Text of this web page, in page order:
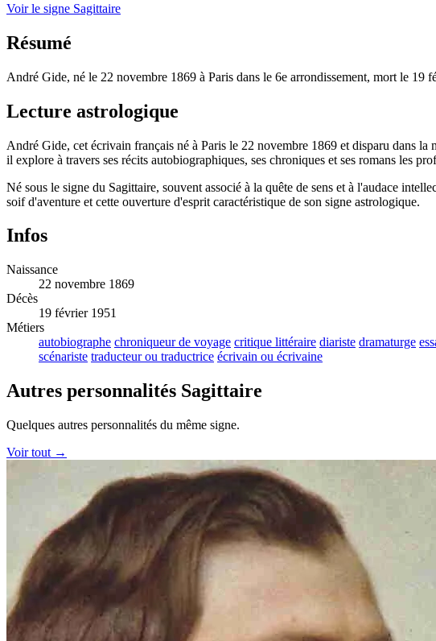
Voir le signe Sagittaire
Résumé
André Gide, né le 22 novembre 1869 à Paris dans le 6e arrondissement, mort le
Lecture astrologique
André Gide, cet écrivain français né à Paris le 22 novembre 1869 et disparu dans
il explore à travers ses récits autobiographiques, ses chroniques et ses romans les
Né sous le signe du Sagittaire, souvent associé à la quête de sens et à l'audace
soif d'aventure et cette ouverture d'esprit caractéristique de son signe astrologique.
Infos
Naissance
22 novembre 1869
Décès
19 février 1951
Métiers
autobiographe chroniqueur de voyage critique littéraire diariste dramaturge
scénariste traducteur ou traductrice écrivain ou écrivaine
Autres personnalités Sagittaire
Quelques autres personnalités du même signe.
Voir tout →